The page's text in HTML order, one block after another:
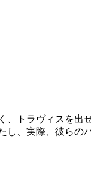
トラヴィスを
、実際、彼らの